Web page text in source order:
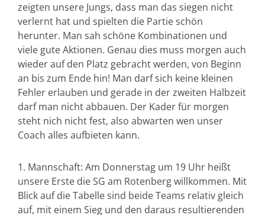
zeigten unsere Jungs, dass man das siegen nicht
verlernt hat und spielten die Partie schön
herunter. Man sah schöne Kombinationen und
viele gute Aktionen. Genau dies muss morgen auch
wieder auf den Platz gebracht werden, von Beginn
an bis zum Ende hin! Man darf sich keine kleinen
Fehler erlauben und gerade in der zweiten Halbzeit
darf man nicht abbauen. Der Kader für morgen
steht nich nicht fest, also abwarten wen unser
Coach alles aufbieten kann.
1. Mannschaft: Am Donnerstag um 19 Uhr heißt
unsere Erste die SG am Rotenberg willkommen. Mit
Blick auf die Tabelle sind beide Teams relativ gleich
auf, mit einem Sieg und den daraus resultierenden